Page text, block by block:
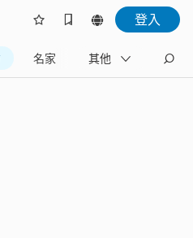
登入
名家 其他